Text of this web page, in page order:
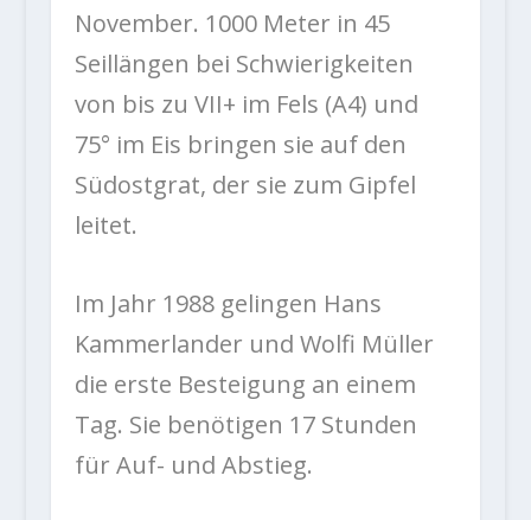
November. 1000 Meter in 45
Seillängen bei Schwierigkeiten
von bis zu VII+ im Fels (A4) und
75° im Eis bringen sie auf den
Südostgrat, der sie zum Gipfel
leitet.
Im Jahr 1988 gelingen Hans
Kammerlander und Wolfi Müller
die erste Besteigung an einem
Tag. Sie benötigen 17 Stunden
für Auf- und Abstieg.